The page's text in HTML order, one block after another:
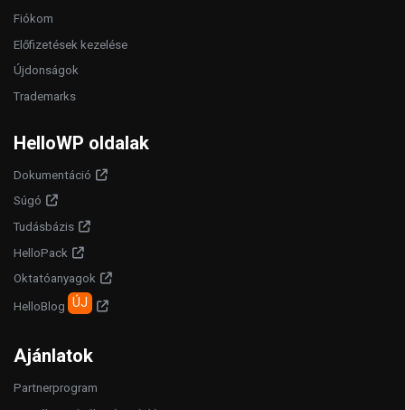
Fiókom
Előfizetések kezelése
Újdonságok
Trademarks
HelloWP oldalak
Dokumentáció
Súgó
Tudásbázis
HelloPack
Oktatóanyagok
HelloBlog ÚJ
Ajánlatok
Partnerprogram